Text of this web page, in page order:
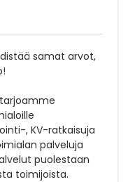
samat arvot,
tarjoamme
, KV-ratkaisuja
palveluja
puolestaan
toimijoista.